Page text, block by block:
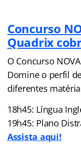
Concurso
Quadrix
O Concurso
Domine o perfil
diferentes
18h45: Língua
19h45: Plano
Assista aqui!